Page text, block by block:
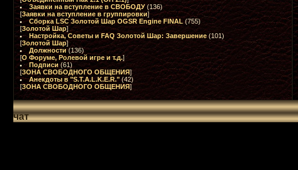
Заявки на вступление в СВОБОДУ (136)
[Заявки на вступление в группировки]
Сборка LSC Золотой Шар OGSR Engine FINAL (755)
[Золотой Шар]
Настройка, Советы и FAQ Золотой Шар: Завершение (101)
[Золотой Шар]
Должности (136)
[О Форуме, Ролевой игре и т.д.]
Подписи (61)
[ЗОНА СВОБОДНОГО ОБЩЕНИЯ]
Анекдоты в "S.T.A.L.K.E.R." (42)
[ЗОНА СВОБОДНОГО ОБЩЕНИЯ]
чат